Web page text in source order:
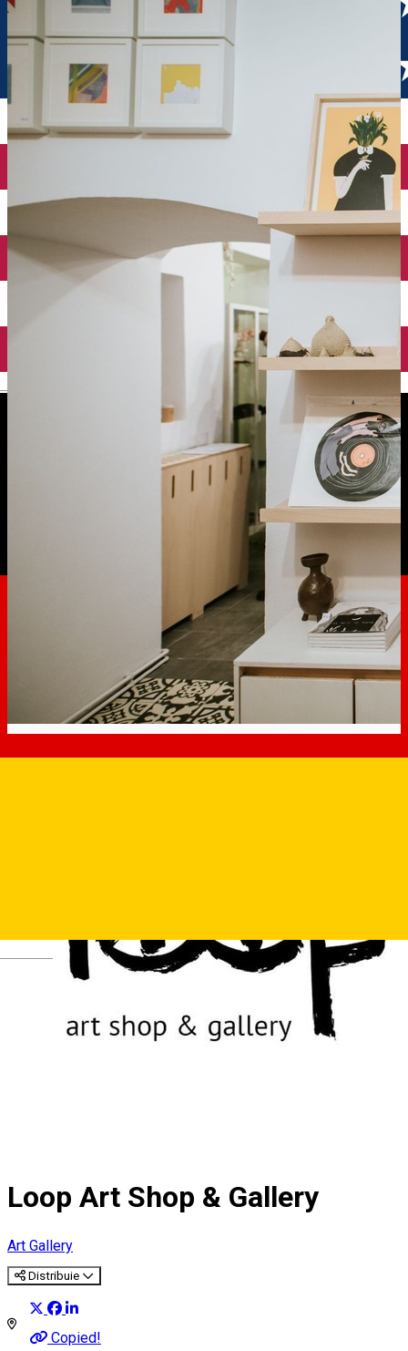
Loop Art Shop & Gallery
Art Gallery
Distribuie
Copied!